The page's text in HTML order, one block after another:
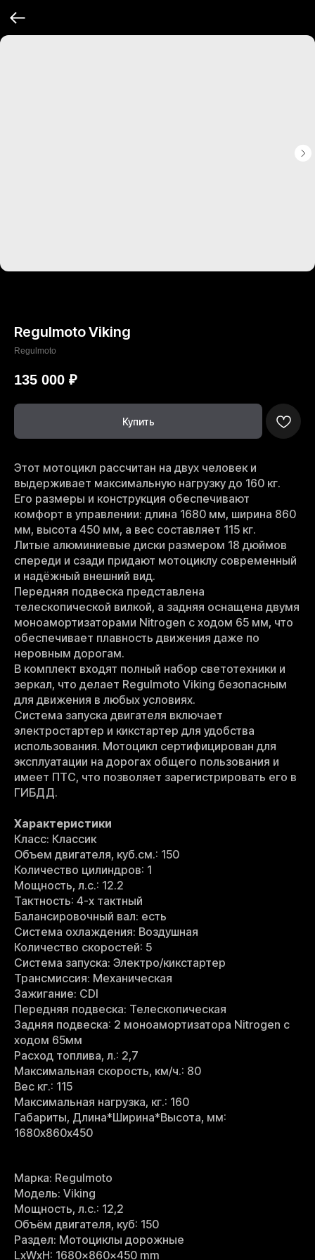
Regulmoto Viking
Regulmoto
135 000 ₽
Купить
Этот мотоцикл рассчитан на двух человек и
выдерживает максимальную нагрузку до 160 кг.
Его размеры и конструкция обеспечивают
комфорт в управлении: длина 1680 мм, ширина 860
мм, высота 450 мм, а вес составляет 115 кг.
Литые алюминиевые диски размером 18 дюймов
спереди и сзади придают мотоциклу современный
и надёжный внешний вид.
Передняя подвеска представлена
телескопической вилкой, а задняя оснащена двумя
моноамортизаторами Nitrogen с ходом 65 мм, что
обеспечивает плавность движения даже по
неровным дорогам.
В комплект входят полный набор светотехники и
зеркал, что делает Regulmoto Viking безопасным
для движения в любых условиях.
Система запуска двигателя включает
электростартер и кикстартер для удобства
использования. Мотоцикл сертифицирован для
эксплуатации на дорогах общего пользования и
имеет ПТС, что позволяет зарегистрировать его в
ГИБДД.
Характеристики
Класс: Классик
Объем двигателя, куб.см.: 150
Количество цилиндров: 1
Мощность, л.с.: 12.2
Тактность: 4-x тактный
Балансировочный вал: есть
Система охлаждения: Воздушная
Количество скоростей: 5
Система запуска: Электро/кикстартер
Трансмиссия: Механическая
Зажигание: CDI
Передняя подвеска: Телескопическая
Задняя подвеска: 2 моноамортизатора Nitrogen c
ходом 65мм
Расход топлива, л.: 2,7
Максимальная скорость, км/ч.: 80
Вес кг.: 115
Максимальная нагрузка, кг.: 160
Габариты, Длина*Ширина*Высота, мм:
1680х860х450
Марка: Regulmoto
Модель: Viking
Мощность, л.с.: 12,2
Объём двигателя, куб: 150
Раздел: Мотоциклы дорожные
LxWxH: 1680x860x450 mm